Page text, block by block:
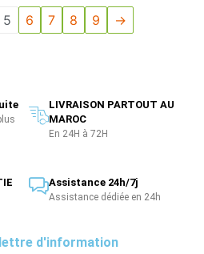
5 6 7 8 9 →
LIVRAISON PARTOUT AU
MAROC
En 24H à 72H
Assistance 24h/7j
Assistance dédiée en 24h
d'information